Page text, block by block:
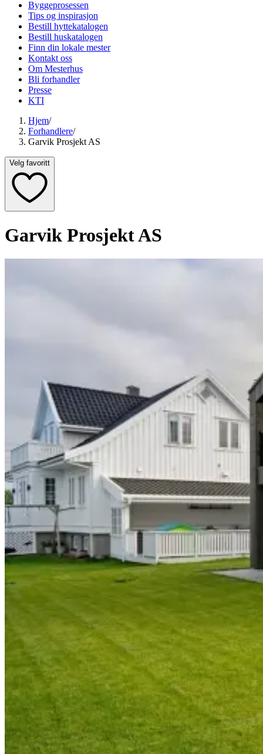
Byggeprosessen
Tips og inspirasjon
Bestill hyttekatalogen
Bestill huskatalogen
Finn din lokale mester
Kontakt oss
Om Mesterhus
Bli forhandler
Presse
KTI
Hjem/
Forhandlere/
Garvik Prosjekt AS
Velg favoritt
Garvik Prosjekt AS